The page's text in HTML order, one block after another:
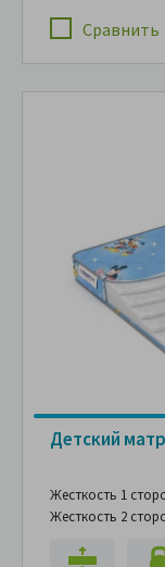
Сравнить
Детский
Жесткость 1
Жесткость 2